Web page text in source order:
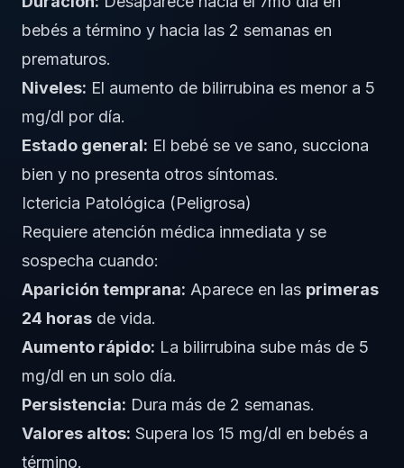
bebés a término y hacia las 2 semanas en
prematuros.
Niveles: El aumento de bilirrubina es menor a 5
mg/dl por día.
Estado general: El bebé se ve sano, succiona
bien y no presenta otros síntomas.
Ictericia Patológica (Peligrosa)
Requiere atención médica inmediata y se
sospecha cuando:
Aparición temprana: Aparece en las primeras
24 horas de vida.
Aumento rápido: La bilirrubina sube más de 5
mg/dl en un solo día.
Persistencia: Dura más de 2 semanas.
Valores altos: Supera los 15 mg/dl en bebés a
término.